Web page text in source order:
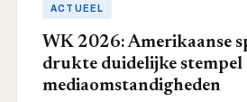
ACTUEEL
WK 2026: Amerikaanse
drukte duidelijke stempel
mediaomstandigheden